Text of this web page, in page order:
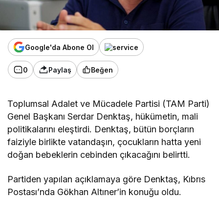
Google'da Abone Ol
0 Paylaş Beğen
Toplumsal Adalet ve Mücadele Partisi (TAM Parti)
Genel Başkanı Serdar Denktaş, hükümetin, mali
politikalarını eleştirdi. Denktaş, bütün borçların
faiziyle birlikte vatandaşın, çocukların hatta yeni
doğan bebeklerin cebinden çıkacağını belirtti.
Partiden yapılan açıklamaya göre Denktaş, Kıbrıs
Postası’nda Gökhan Altıner’in konuğu oldu.